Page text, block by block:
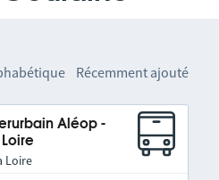
Récemment ajouté
Aléop -
Loire